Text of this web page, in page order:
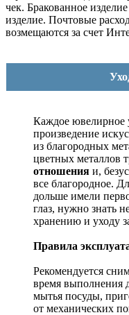
чек. Бракованное
изделие. Почтовые
возмещаются за счет
Каждое ювелирное
произведение
из благородных
цветных металлов
отношения и,
все благородное.
дольше имели
глаз, нужно знать
хранению и уходу
Правила
Рекомендуется
время выполнения
мытья посуды,
от механических